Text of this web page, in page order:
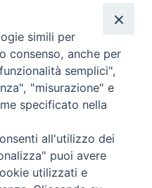
simili per
consenso, anche per
semplici",
"misurazione" e
specificato nella
all'utilizzo dei
puoi avere
utilizzati e